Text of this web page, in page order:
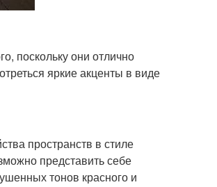
поскольку они отлично
яркие акценты в виде
пространств в стиле
представить себе
тонов красного и